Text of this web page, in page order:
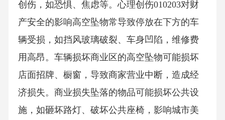
创伤，如恐惧、焦虑等。心理创伤010203对财
产安全的影响高空坠物常导致停放在下方的车
辆受损，如挡风玻璃破裂、车身凹陷，维修费
用高昂。车辆损坏商业区的高空坠物可能损坏
店面招牌、橱窗，导致商家营业中断，造成经
济损失。商业损失坠落的物品可能损坏公共设
施，如砸坏路灯、破坏公共座椅，影响城市美